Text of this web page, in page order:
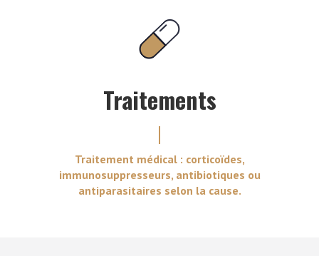
Traitements
Traitement médical : corticoïdes,
immunosuppresseurs, antibiotiques ou
antiparasitaires selon la cause.